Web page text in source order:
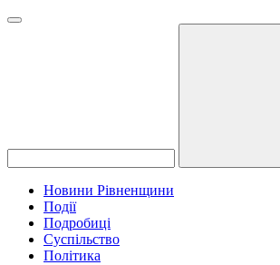
Новини Рівненщини
Події
Подробиці
Суспільство
Політика